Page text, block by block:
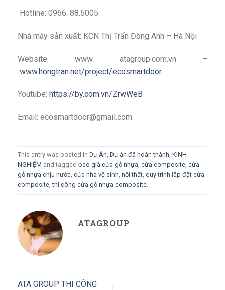
Hotline: 0966. 88.5005
Nhà máy sản xuất: KCN Thị Trấn Đông Anh – Hà Nội
Website: www. atagroup.com.vn –
www.hongtran.net/project/ecosmartdoor
Youtube: https://by.com.vn/ZrwWeB
Email: ecosmartdoor@gmail.com
This entry was posted in Dự Án, Dự án đã hoàn thành, KINH
NGHIỆM and tagged báo giá cửa gỗ nhựa, cửa composite, cửa
gỗ nhựa chịu nước, cửa nhà vệ sinh, nội thất, quy trình lắp đặt cửa
composite,thi công cửa gỗ nhựa composite.
ATAGROUP
ATA GROUP THI CÔNG